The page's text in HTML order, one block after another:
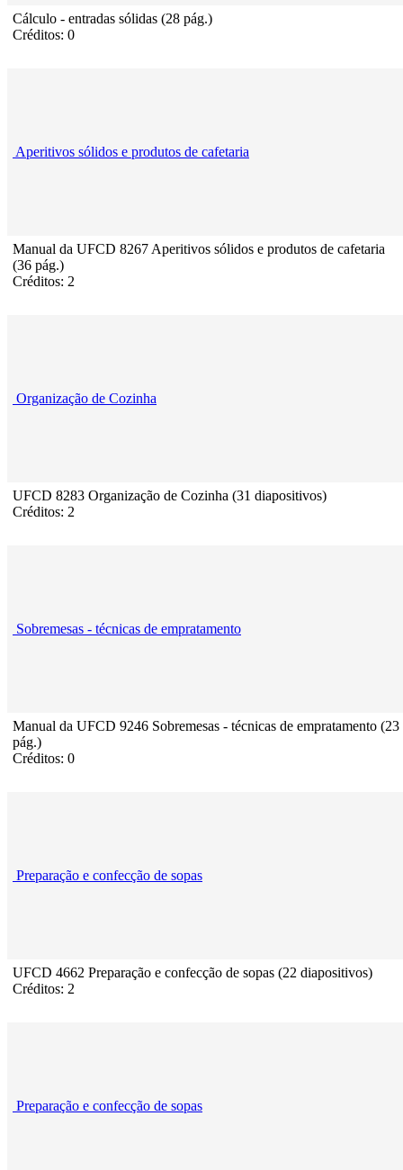
Cálculo - entradas sólidas (28 pág.)
Créditos: 0
Aperitivos sólidos e produtos de cafetaria
Manual da UFCD 8267 Aperitivos sólidos e produtos de cafetaria
(36 pág.)
Créditos: 2
Organização de Cozinha
UFCD 8283 Organização de Cozinha (31 diapositivos)
Créditos: 2
Sobremesas - técnicas de empratamento
Manual da UFCD 9246 Sobremesas - técnicas de empratamento (23
pág.)
Créditos: 0
Preparação e confecção de sopas
UFCD 4662 Preparação e confecção de sopas (22 diapositivos)
Créditos: 2
Preparação e confecção de sopas